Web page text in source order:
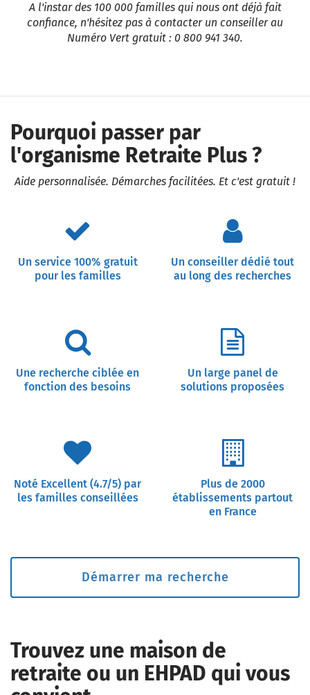
A l'instar des 100 000 familles qui nous ont déjà fait
confiance, n'hésitez pas à contacter un conseiller au
Numéro Vert gratuit : 0 800 941 340.
Pourquoi passer par
l'organisme Retraite Plus ?
Aide personnalisée. Démarches facilitées. Et c'est gratuit !
Un service 100% gratuit
pour les familles
Un conseiller dédié tout
au long des recherches
Une recherche ciblée en
fonction des besoins
Un large panel de
solutions proposées
Noté Excellent (4.7/5) par
les familles conseillées
Plus de 2000
établissements partout
en France
Démarrer ma recherche
Trouvez une maison de
retraite ou un EHPAD qui vous